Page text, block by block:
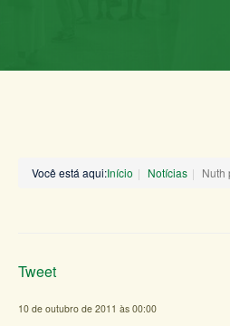
Você está aqui:Início Notícias Nuth
Tweet
10 de outubro de 2011 às 00:00